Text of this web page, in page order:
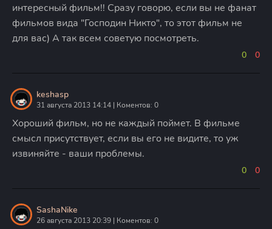
интересный фильм!! Сразу говорю, если вы не фанат
фильмов вида "Господин Никто", то этот фильм не
для вас) А так всем советую посмотреть.
0 0
keshasp
31 августа 2013 14:14 | Коментов: 0
Хороший фильм, но не каждый поймет. В фильме
смысл присутствует, если вы его не видите, то уж
извиняйте - ваши проблемы.
0 0
SashaNike
26 августа 2013 20:39 | Коментов: 0